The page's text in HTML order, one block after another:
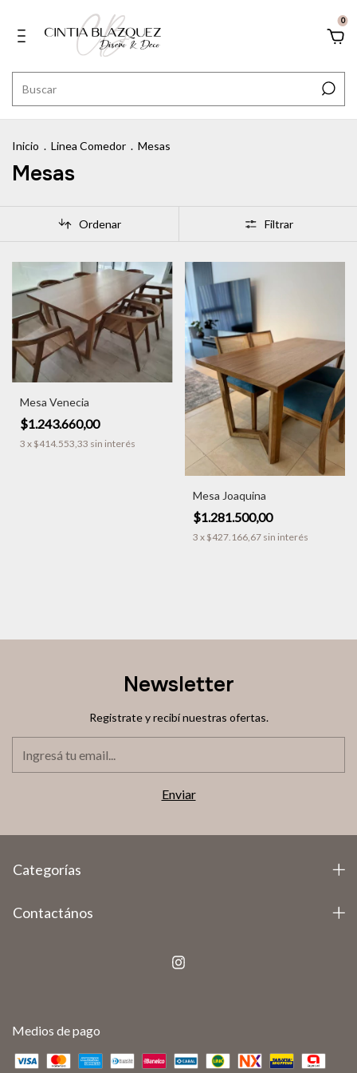
0
Inicio . Linea Comedor . Mesas
Mesas
Ordenar Filtrar
Mesa Venecia
$1.243.660,00
3 x $414.553,33 sin interés
Mesa Joaquina
$1.281.500,00
3 x $427.166,67 sin interés
Newsletter
Registrate y recibí nuestras ofertas.
Categorías
Contactános
Medios de pago